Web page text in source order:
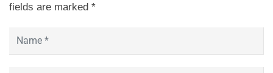
fields are marked *